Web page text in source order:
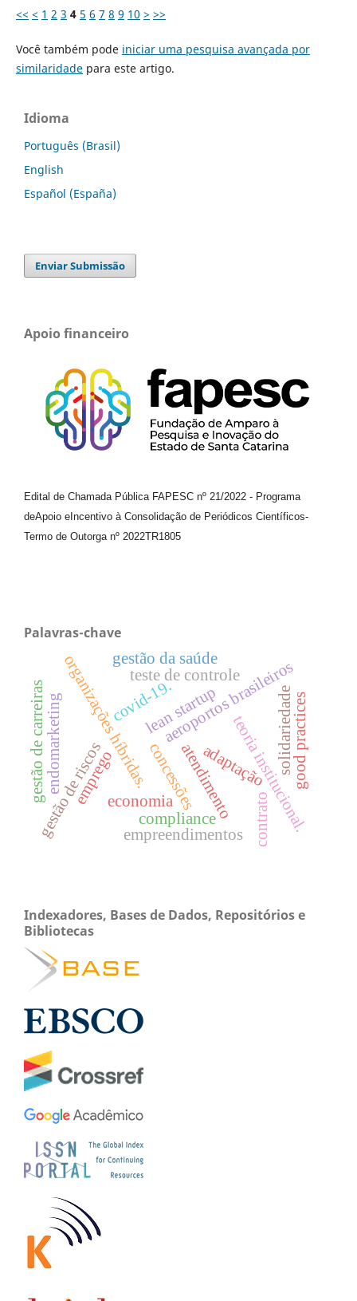
<< < 1 2 3 4 5 6 7 8 9 10 > >>
Você também pode iniciar uma pesquisa avançada por
similaridadepara este artigo.
Idioma
Português (Brasil)
English
Español (España)
Enviar Submissão
Apoio financeiro
Edital de Chamada Pública FAPESC nº 21/2022 - Programa
deApoio e Incentivo à Consolidação de Periódicos Científicos-
Termo de Outorga nº 2022TR1805
Palavras-chave
covid-19.
concessões
aeroportos brasileiros
organizações híbridas. teoria institucional.
teste de controle
gestão de riscos compliance
lean startup
adaptação
gestão da saúde
atendimento
solidariedade
empreendimentos
economia
endomarketing good practices
emprego
contrato
gestão de carreiras
Indexadores, Bases de Dados, Repositórios e
Bibliotecas